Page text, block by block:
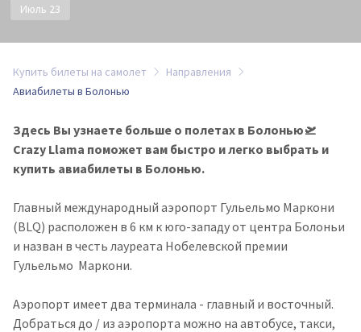
Июль 23
Купить билеты на самолет
Направления
Авиабилеты в Болонью
Здесь Вы узнаете больше о полетах в Болонью🛫
Crazy Llama поможет вам быстро и легко выбрать и
купить авиабилеты в Болонью.
Главный международный аэропорт Гульельмо Маркони
(BLQ) расположен в 6 км к юго-западу от центра Болоньи
и назван в честь лауреата Нобелевской премии
Гульельмо Маркони.
Аэропорт имеет два терминала - главный и восточный.
Добраться до / из аэропорта можно на автобусе, такси,